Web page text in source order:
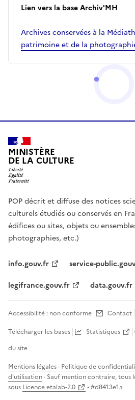
Lien vers la base Archiv'MH
Archives conservées à la
patrimoine et de la
MINISTÈRE
DE LA CULTURE
POP décrit et diffuse des notices
culturels étudiés ou conservés en
édifices ou sites, objets ou
photographies, etc.)
info.gouv.fr
service-
legifrance.gouv.fr
data.gouv.fr
Accessibilité : non conforme Contact
Télécharger les bases
Statistiques
du site
Mentions légales · Politique de
d'utilisation · Sauf mention contraire, tous
sous Licence etalab-2.0 • #d8413e1a